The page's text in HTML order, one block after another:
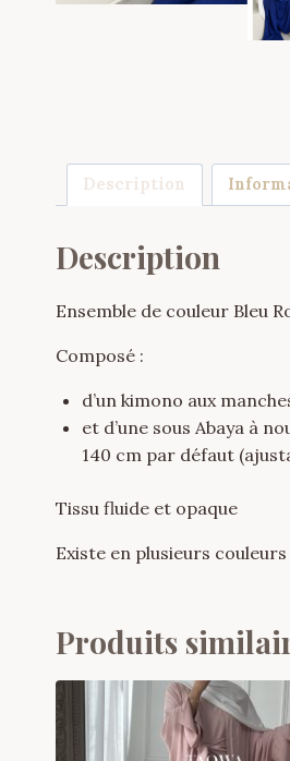
Description
Description
Ensemble de couleur Bleu
Composé :
d’un kimono aux
et d’une sous Abaya à
140 cm par défaut
Tissu fluide et opaque
Existe en plusieurs couleurs
Produits